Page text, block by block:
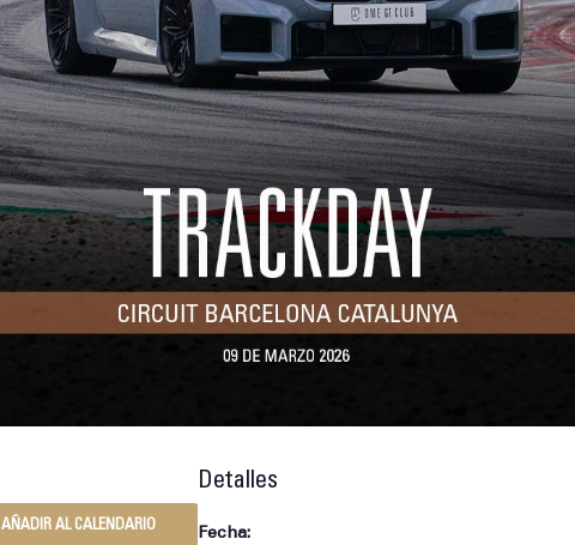
AÑADIR AL CALENDARIO
Detalles
Fecha: